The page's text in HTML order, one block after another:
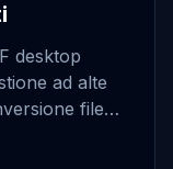
desktop
ad alte
file